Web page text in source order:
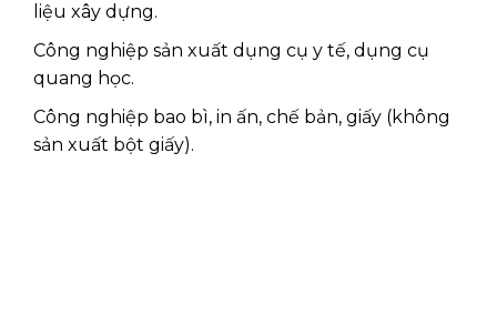
liệu xây dựng.
Công nghiệp sản xuất dụng cụ y tế, dụng cụ
quang học.
Công nghiệp bao bì, in ấn, chế bản, giấy (không
sản xuất bột giấy).